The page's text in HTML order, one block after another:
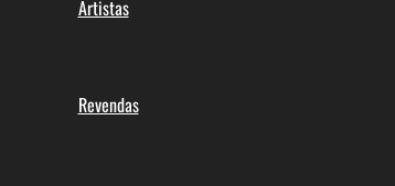
Artistas
Revendas